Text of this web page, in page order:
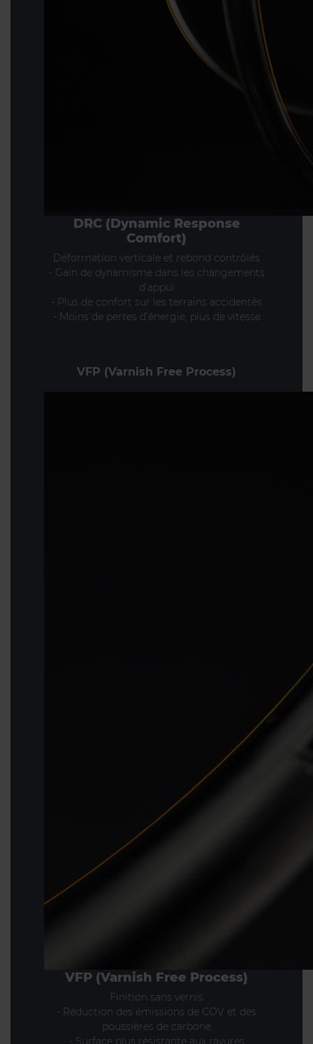
DRC (Dynamic Response
Comfort)
Déformation verticale et rebond contrôlés
- Gain de dynamisme dans les changements
d’appui
- Plus de confort sur les terrains accidentés
- Moins de pertes d’énergie, plus de vitesse
VFP (Varnish Free Process)
VFP (Varnish Free Process)
Finition sans vernis
- Réduction des émissions de COV et des
poussières de carbone
- Surface plus résistante aux rayures